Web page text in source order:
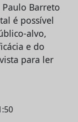
Barreto
é possível
alvo,
e do
para ler